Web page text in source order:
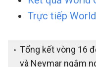
Trực tiếp
Tổng kết vòng 16
và Neymar ngậm